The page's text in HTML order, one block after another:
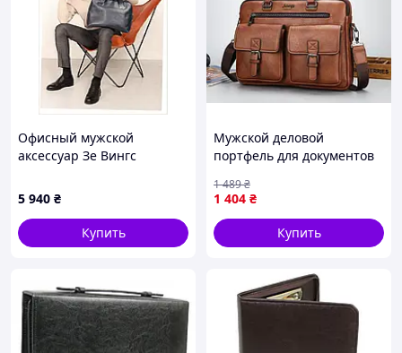
Офисный мужской
аксессуар Зе Вингс
8132B24X7
5 940 ₴
Купить
Мужской деловой
портфель для документов
офисная для работы
мужская Светло-коричнев
00
1 404 ₴
1 489₴
Купить